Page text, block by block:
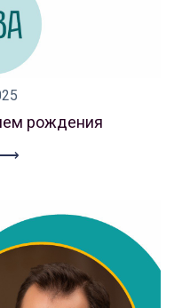
рождения